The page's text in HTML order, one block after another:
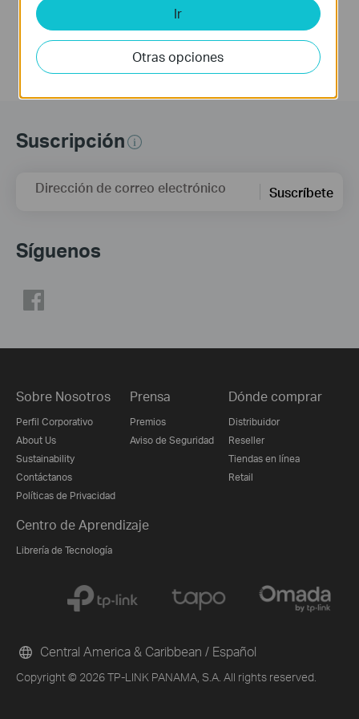
Suscripción
Dirección de correo electrónico Suscríbete
Síguenos
Sobre Nosotros
Perfil Corporativo
About Us
Sustainability
Contáctanos
Políticas de Privacidad
Prensa
Premios
Aviso de Seguridad
Dónde comprar
Distribuidor
Reseller
Tiendas en línea
Retail
Centro de Aprendizaje
Librería de Tecnología
Copyright © 2026 TP-LINK PANAMA, S.A. All rights reserved.
Central America & Caribbean / Español
Ir
Otras opciones